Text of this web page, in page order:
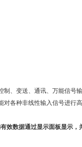
、变送、通讯、万能信号
对各种非线性输入信号进行
效数据通过显示面板显示，